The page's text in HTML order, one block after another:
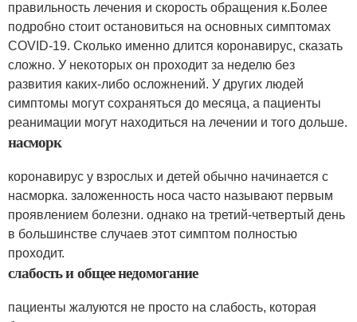
правильность лечения и скорость обращения к.Более
подробно стоит остановиться на основных симптомах
COVID-19. Сколько именно длится коронавирус, сказать
сложно. У некоторых он проходит за неделю без
развития каких-либо осложнений. У других людей
симптомы могут сохраняться до месяца, а пациенты
реанимации могут находиться на лечении и того дольше.
насморк
коронавирус у взрослых и детей обычно начинается с
насморка. заложенность носа часто называют первым
проявлением болезни. однако на третий-четвертый день
в большинстве случаев этот симптом полностью
проходит.
слабость и общее недомогание
пациенты жалуются не просто на слабость, которая